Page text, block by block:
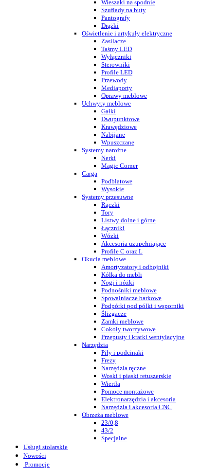
Wieszaki na spodnie
Szuflady na buty
Pantografy
Drążki
Oświetlenie i artykuły elektryczne
Zasilacze
Taśmy LED
Wyłączniki
Sterowniki
Profile LED
Przewody
Mediaporty
Oprawy meblowe
Uchwyty meblowe
Gałki
Dwupunktowe
Krawędziowe
Nabijane
Wpuszczane
Systemy narożne
Nerki
Magic Corner
Carga
Podblatowe
Wysokie
Systemy przesuwne
Rączki
Tory
Listwy dolne i górne
Łączniki
Wózki
Akcesoria uzupełniające
Profile C oraz L
Okucia meblowe
Amortyzatory i odbojniki
Kólka do mebli
Nogi i nóżki
Podnośniki meblowe
Spowalniacze barkowe
Podpórki pod półki i wsporniki
Ślizgacze
Zamki meblowe
Cokoły tworzywowe
Przepusty i kratki wentylacyjne
Narzędzia
Piły i podcinaki
Frezy
Narzędzia ręczne
Woski i piaski retuszerskie
Wiertła
Pomoce montażowe
Elektronarzędzia i akcesoria
Narzędzia i akcesoria CNC
Obrzeża meblowe
23/0,8
43/2
Specjalne
Usługi stolarskie
Nowości
Promocje